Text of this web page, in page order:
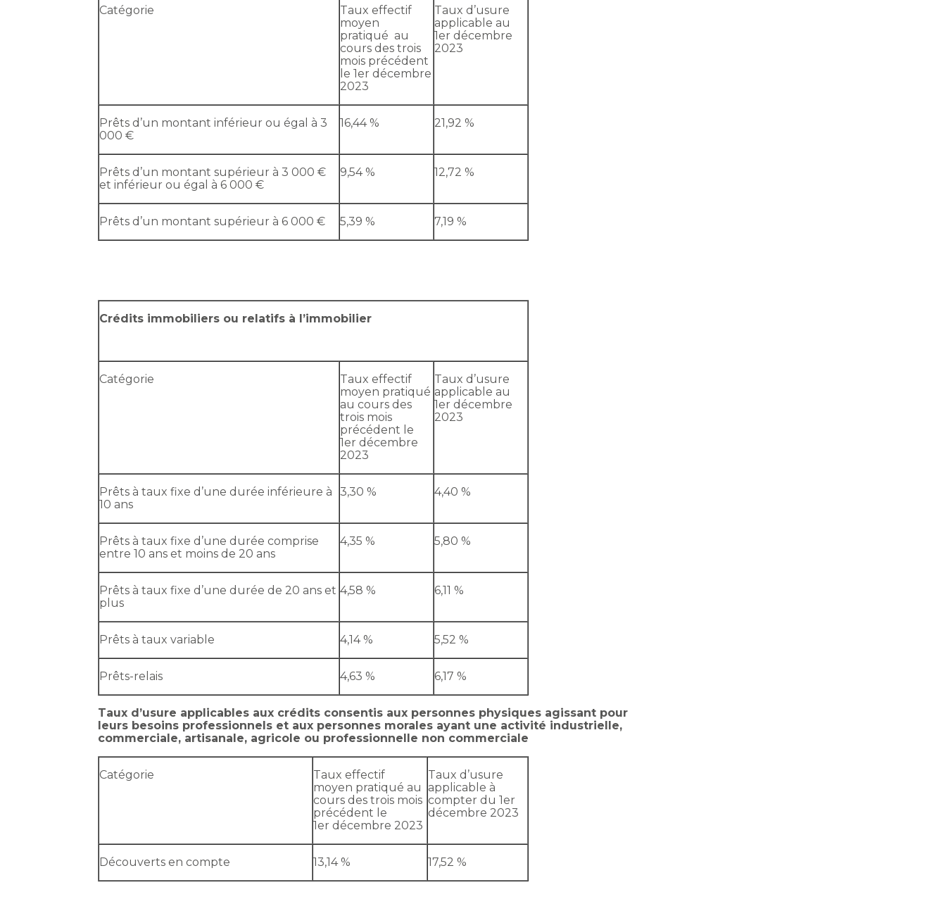
Catégorie
Taux effectif
moyen
pratiqué au
cours des trois
mois précédent
le 1er décembre
2023
Taux d’usure
applicable au
1er décembre
2023
Prêts d’un montant inférieur ou égal à 3
000 €
16,44 % 21,92 %
Prêts d’un montant supérieur à 3 000 €
et inférieur ou égal à 6 000 €
9,54 % 12,72 %
Prêts d’un montant supérieur à 6 000 € 5,39 % 7,19 %
Crédits immobiliers ou relatifs à l’immobilier
Catégorie
Taux effectif
moyen pratiqué
au cours des
trois mois
précédent le
1er décembre
2023
Taux d’usure
applicable au
1er décembre
2023
Prêts à taux fixe d’une durée inférieure à
10 ans
3,30 % 4,40 %
Prêts à taux fixe d’une durée comprise
entre 10 ans et moins de 20 ans
4,35 % 5,80 %
Prêts à taux fixe d’une durée de 20 ans et
plus
4,58 % 6,11 %
Prêts à taux variable 4,14 % 5,52 %
Prêts-relais 4,63 % 6,17 %
Taux d’usure applicables aux crédits consentis aux personnes physiques agissant pour
leurs besoins professionnels et aux personnes morales ayant une activité industrielle,
commerciale, artisanale, agricole ou professionnelle non commerciale
Catégorie
Taux effectif
moyen pratiqué au
cours des trois mois
précédent le
1er décembre 2023
Taux d’usure
applicable à
compter du 1er
décembre 2023
Découverts en compte 13,14 % 17,52 %